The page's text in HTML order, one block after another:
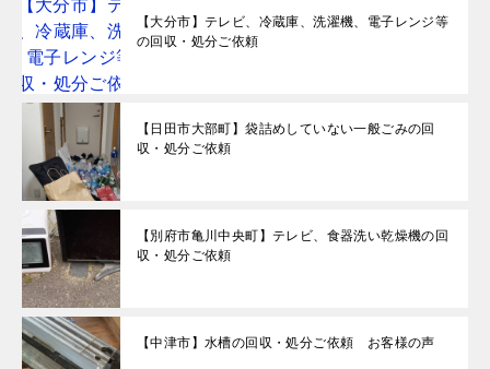
【大分市】テレビ、冷蔵庫、洗濯機、電子レンジ等
の回収・処分ご依頼
【日田市大部町】袋詰めしていない一般ごみの回
収・処分ご依頼
【別府市亀川中央町】テレビ、食器洗い乾燥機の回
収・処分ご依頼
【中津市】水槽の回収・処分ご依頼 お客様の声